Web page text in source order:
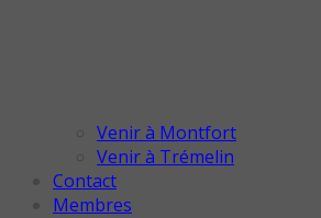
Venir à Montfort
Venir à Trémelin
Contact
Membres